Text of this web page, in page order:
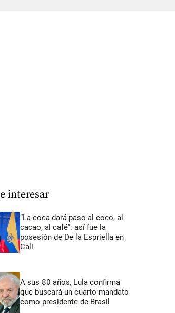
interesar
“La coca dará paso al coco, al
cacao, al café”: así fue la
posesión de De la Espriella en
Cali
A sus 80 años, Lula confirma
que buscará un cuarto mandato
como presidente de Brasil